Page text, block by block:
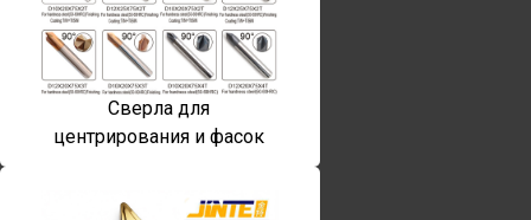
Сверла для
центрирования и фасок